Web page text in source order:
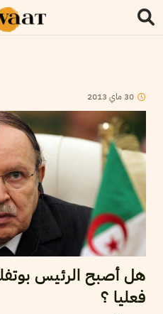
30 ماي 2013
هل أصبح الرئيس
فعليا ؟